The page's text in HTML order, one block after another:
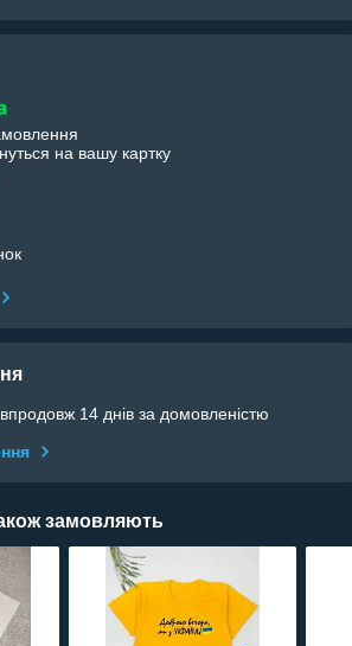
на вашу картку
14 днів за домовленістю
замовляють